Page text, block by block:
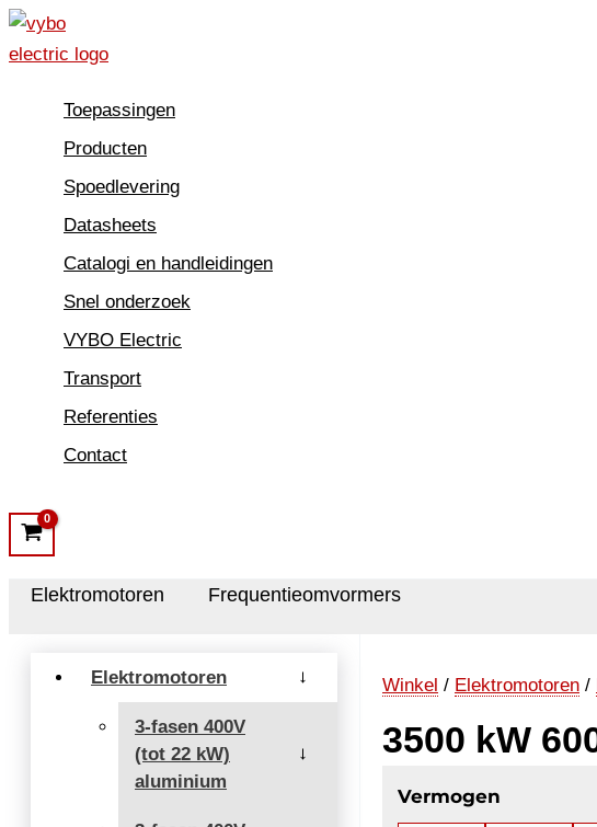
Ga
naar
Toepassingen
Producten
Spoedlevering
Datasheets
Catalogi en handleidingen
Snel onderzoek
VYBO Electric
Transport
Referenties
Contact
Elektromotoren Frequentieomvormers
Elektromotoren →
3-fasen 400V
(tot 22 kW)
aluminium
→
Winkel / Elektromotoren /
3500 kW
Vermogen